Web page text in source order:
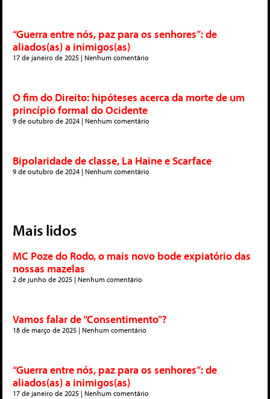
“Guerra entre nós, paz para os senhores”: de
aliados(as) a inimigos(as)
17 de janeiro de 2025 Nenhum comentário
O fim do Direito: hipóteses acerca da morte de um
princípio formal do Ocidente
9 de outubro de 2024 Nenhum comentário
Bipolaridade de classe, La Haine e Scarface
9 de outubro de 2024 Nenhum comentário
Mais lidos
MC Poze do Rodo, o mais novo bode expiatório das
nossas mazelas
2 de junho de 2025 Nenhum comentário
Vamos falar de “Consentimento”?
18 de março de 2025 Nenhum comentário
“Guerra entre nós, paz para os senhores”: de
aliados(as) a inimigos(as)
17 de janeiro de 2025 Nenhum comentário